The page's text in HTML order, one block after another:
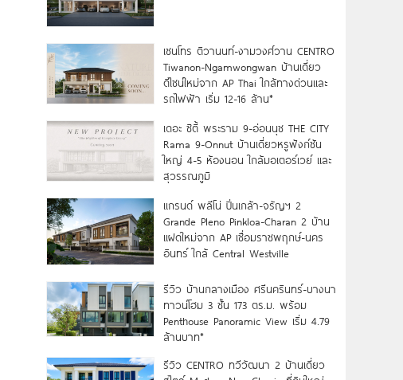
เซนโทร ติวานนท์-งามวงศ์วาน CENTRO
Tiwanon-Ngamwongwan บ้านเดี่ยว
ดีไซน์ใหม่จาก AP Thai ใกล้ทางด่วนและ
รถไฟฟ้า เริ่ม 12-16 ล้าน*
เดอะ ซิตี้ พระราม 9-อ่อนนุช THE CITY
Rama 9-Onnut บ้านเดี่ยวหรูฟังก์ชัน
ใหญ่ 4-5 ห้องนอน ใกล้มอเตอร์เวย์ และ
สุวรรณภูมิ
แกรนด์ พลีโน่ ปิ่นเกล้า-จรัญฯ 2
Grande Pleno Pinkloa-Charan 2 บ้าน
แฝดใหม่จาก AP เชื่อมราชพฤกษ์-นคร
อินทร์ ใกล้ Central Westville
รีวิว บ้านกลางเมือง ศรีนครินทร์-บางนา
ทาวน์โฮม 3 ชั้น 173 ตร.ม. พร้อม
Penthouse Panoramic View เริ่ม 4.79
ล้านบาท*
รีวิว CENTRO ทวีวัฒนา 2 บ้านเดี่ยว